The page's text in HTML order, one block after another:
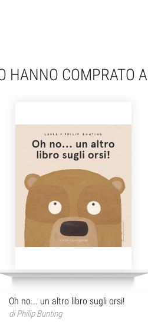
HANNO COMPRATO
Oh no... un altro libro sugli orsi!
diPhilip Bunting